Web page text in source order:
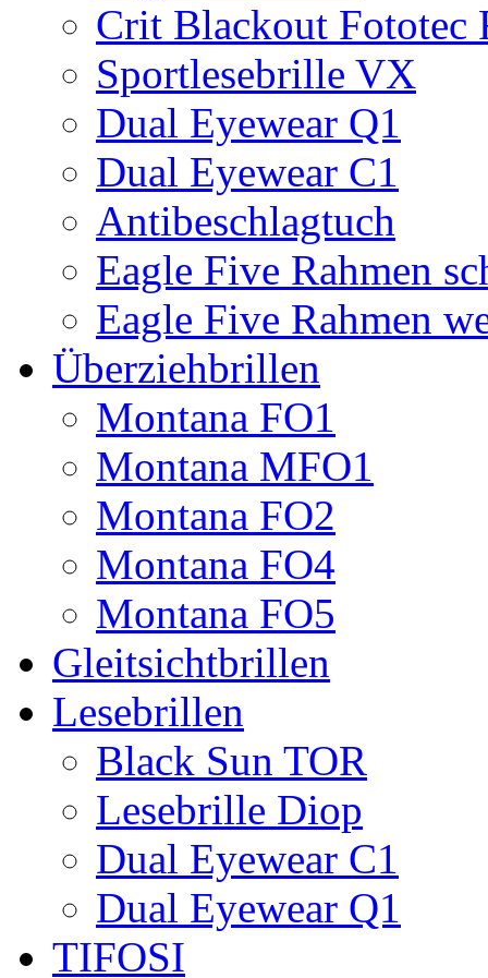
Crit Blackout Fototec
Sportlesebrille VX
Dual Eyewear Q1
Dual Eyewear C1
Antibeschlagtuch
Eagle Five Rahmen
Eagle Five Rahmen
Überziehbrillen
Montana FO1
Montana MFO1
Montana FO2
Montana FO4
Montana FO5
Gleitsichtbrillen
Lesebrillen
Black Sun TOR
Lesebrille Diop
Dual Eyewear C1
Dual Eyewear Q1
TIFOSI